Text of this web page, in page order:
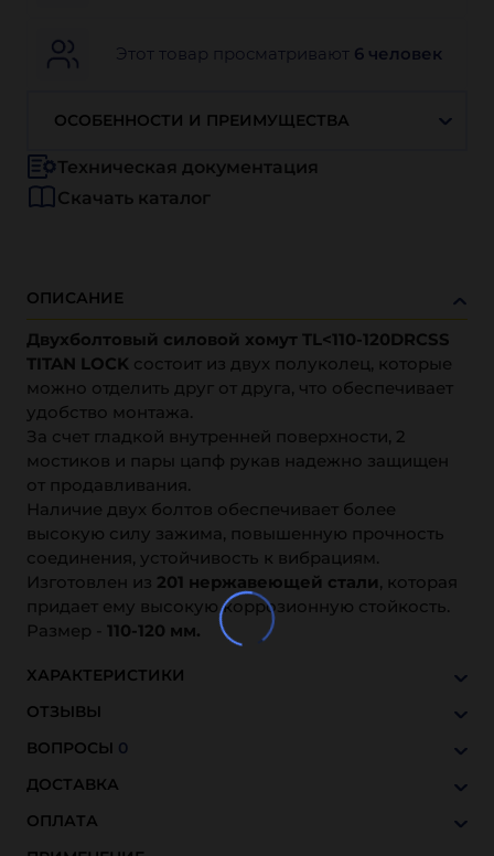
Этот товар просматривают 6 человек
ОСОБЕННОСТИ И ПРЕИМУЩЕСТВА
Техническая документация
Скачать каталог
ОПИСАНИЕ
Двухболтовый силовой хомут TL<110-120DRCSS
TITAN LOCK состоит из двух полуколец, которые
можно отделить друг от друга, что обеспечивает
удобство монтажа.
За счет гладкой внутренней поверхности, 2
мостиков и пары цапф рукав надежно защищен
от продавливания.
Наличие двух болтов обеспечивает более
высокую силу зажима, повышенную прочность
соединения, устойчивость к вибрациям.
Изготовлен из 201 нержавеющей стали, которая
придает ему высокую коррозионную стойкость.
Размер - 110-120 мм.
ХАРАКТЕРИСТИКИ
ОТЗЫВЫ
ВОПРОСЫ 0
ДОСТАВКА
ОПЛАТА